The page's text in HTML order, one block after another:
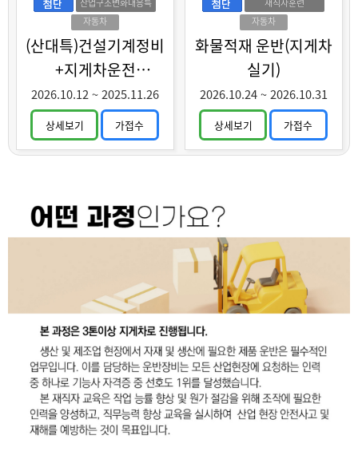
화훈련
자동차
(산대특)건설기계정비
+지게차운전
(중장년특화)
2026.10.12~2025.11.26
상세보기 가접수
자동차
화물적재 운반(지게차
실기)
2026.10.24~2026.10.31
상세보기 가접수